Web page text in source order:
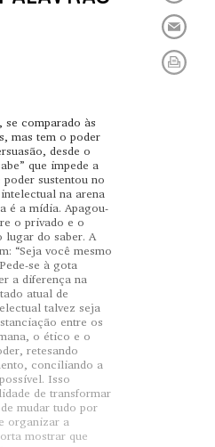
se comparado às
mas tem o poder
desde o
que impede a
sustentou no
na arena
é a mídia. Apagou-
o privado e o
lugar do saber. A
“Seja você mesmo
se à gota
a diferença na
atual de
talvez seja
entre os
o ético e o
retesando
conciliando a
Isso
de transformar
mudar tudo por
organizar a
mostrar que